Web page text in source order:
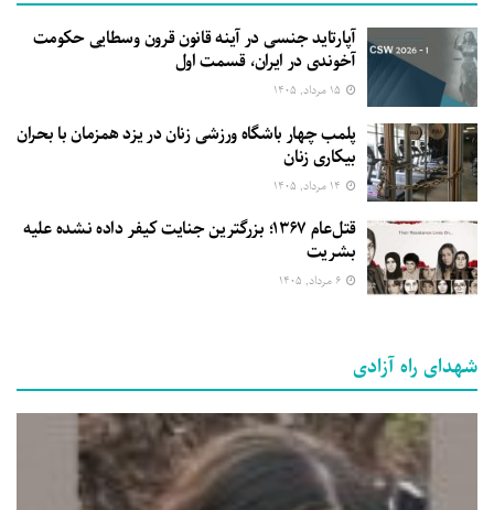
آپارتاید جنسی در آینه قانون قرون وسطایی حکومت
آخوندی در ایران، قسمت اول
پلمب چهار باشگاه ورزشی زنان در یزد همزمان با بحران
بیکاری زنان
قتل‌عام ۱۳۶۷؛ بزرگترین جنایت کیفر داده نشده علیه
بشریت
شهدای راه آزادی